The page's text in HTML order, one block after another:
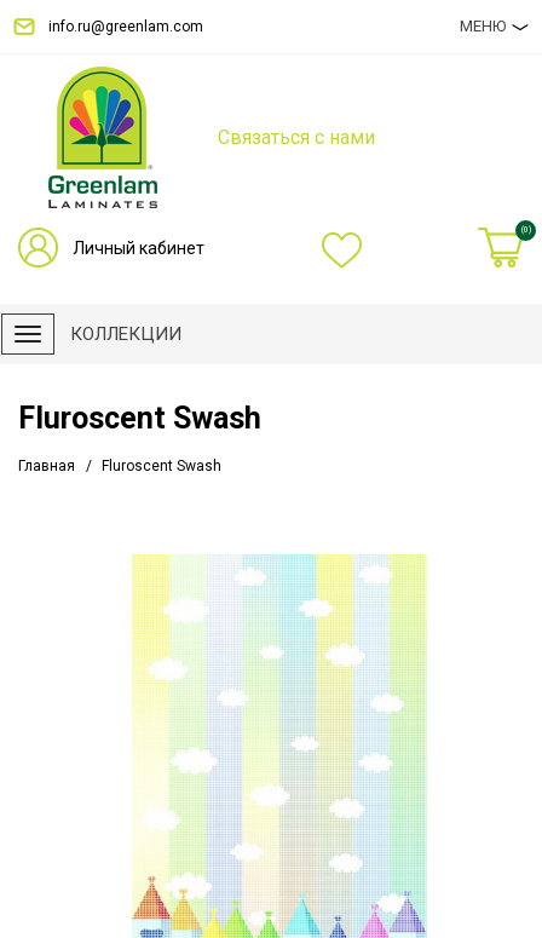
info.ru@greenlam.com МЕНЮ
Связаться с нами
Личный кабинет
(0)
КОЛЛЕКЦИИ
Fluroscent Swash
Главная Fluroscent Swash